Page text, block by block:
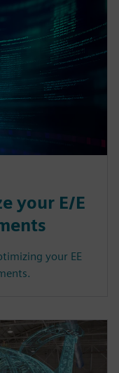
your E/E
your EE